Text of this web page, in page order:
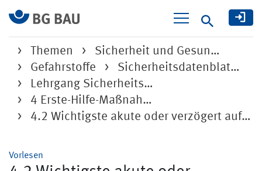
Suche
Themen
Sicherheit und Gesun…
Gefahrstoffe
Sicherheitsdatenblat…
Lehrgang Sicherheits…
4 Erste-Hilfe-Maßnah…
4.2 Wichtigste akute oder verzögert auftretende Symptome und Wirkungen
Vorlesen